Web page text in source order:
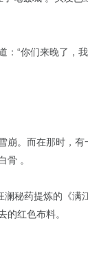
“你们来晚了，
崩。而在那时，
骨 。
秘药提炼的《满
红色布料。